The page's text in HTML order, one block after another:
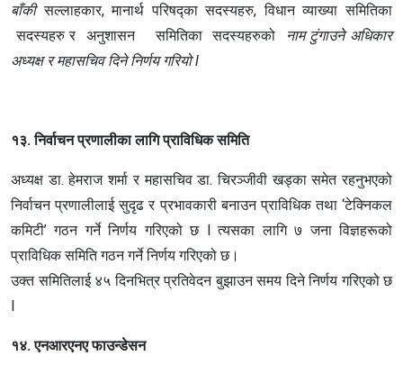
बाँकीसल्लाहकार, मानार्थ परिषद्का सदस्यहरु, विधान व्याख्या समितिका
सदस्यहरु र अनुशासन समितिका सदस्यहरुको
नाम टुंगाउने अधिकार
अध्यक्ष र महासचिव दिने निर्णय गरियो l
१३. निर्वाचन प्रणालीका लागि प्राविधिक समिति
अध्यक्ष डा. हेमराज शर्मा र महासचिव डा. चिरञ्जीवी खड्का समेत रहनुभएको
निर्वाचन प्रणालीलाई सुदृढ र प्रभावकारी बनाउन प्राविधिक तथा ‘टेक्निकल
कमिटी’ गठन गर्ने निर्णय गरिएको छ l त्यसका लागि ७ जना विज्ञहरूको
प्राविधिक समिति गठन गर्ने निर्णय गरिएको छ।
उक्त समितिलाई ४५ दिनभित्र प्रतिवेदन बुझाउन समय दिने निर्णय गरिएको छ
l
१४. एनआरएनए फाउन्डेसन